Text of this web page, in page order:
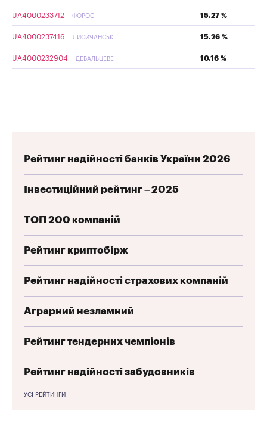
UA4000233712 ФОРОС 15.27 %
UA4000237416 ЛИСИЧАНСЬК 15.26 %
UA4000232904 ДЕБАЛЬЦЕВЕ 10.16 %
Рейтинг надійності банків України 2026
Інвестиційний рейтинг – 2025
ТОП 200 компаній
Рейтинг криптобірж
Рейтинг надійності страхових компаній
Аграрний незламний
Рейтинг тендерних чемпіонів
Рейтинг надійності забудовників
УСІ РЕЙТИНГИ